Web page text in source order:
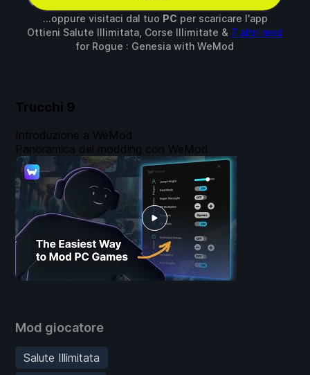
...oppure visitaci dal tuo PC per scaricare l'app
Ottieni Salute Illimitata, Corse Illimitate & 7 altri mod
for Rogue : Genesia with WeMod
Trucchi 9
Mod giocatore
Salute Illimitata
Introduzione a WeMod
Panoramica del modding con WeMod